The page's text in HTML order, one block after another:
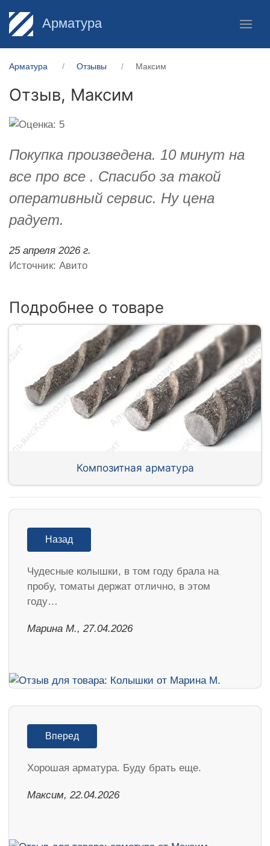
Арматура
Арматура Отзывы Максим
Отзыв, Максим
Покупка произведена. 10 минут на
все про все . Спасибо за такой
оперативный сервис. Ну цена
радует.
25 апреля 2026 г.
Источник: Авито
Подробнее о товаре
Композитная арматура
Назад
Чудесные колышки, в том году брала на
пробу, томаты держат отлично, в этом
году…
Марина М., 27.04.2026
Вперед
Хорошая арматура. Буду брать еще.
Максим, 22.04.2026